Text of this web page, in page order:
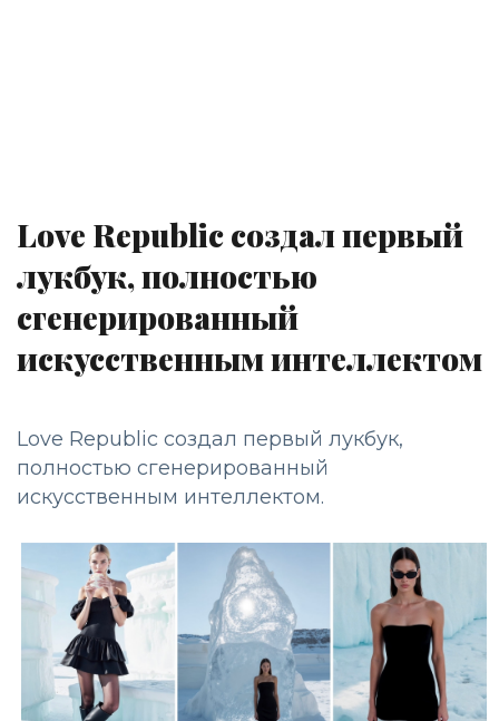
Love Republic создал первый
лукбук, полностью
сгенерированный
искусственным интеллектом
Love Republic создал первый лукбук,
полностью сгенерированный
искусственным интеллектом.